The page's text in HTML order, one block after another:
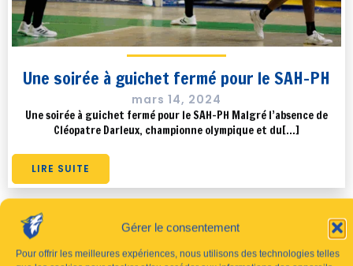
Gérer le consentement
Pour offrir les meilleures expériences, nous utilisons des technologies telles
Une soirée à guichet fermé pour le SAH-PH
mars 14, 2024
Une soirée à guichet fermé pour le SAH-PH Malgré l’absence de
Cléopatre Darleux, championne olympique et du[…]
LIRE SUITE